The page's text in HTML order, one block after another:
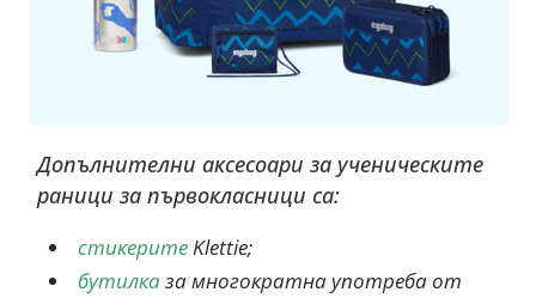
Допълнителни аксесоари за ученическите
раници за първокласници са:
стикеритеKlettie;
бутилказа многократна употреба от